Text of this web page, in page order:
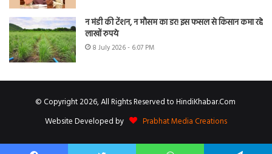
न मंडी की टेंशन, न मौसम का डर! इस फसल से किसान कमा रहे
लाखों रुपये
8 July 2026 - 6:07 PM
© Copyright 2026, All Rights Reserved to HindiKhabar.Com
Website Developed by
Prabhat Media Creations